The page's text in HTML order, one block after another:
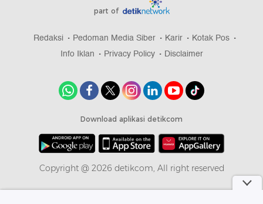
part of
Redaksi Pedoman Media Siber Karir
Kotak Pos
Info Iklan
Privacy Policy Disclaimer
Download aplikasi detikcom
Copyright @ 2026 detikcom, All right reserved